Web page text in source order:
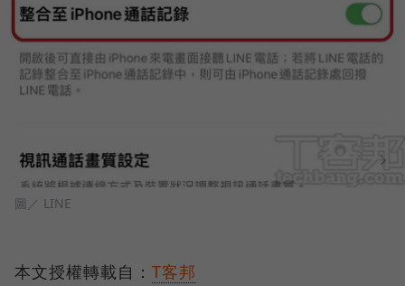
圖／ LINE
本文授權轉載自： T客邦